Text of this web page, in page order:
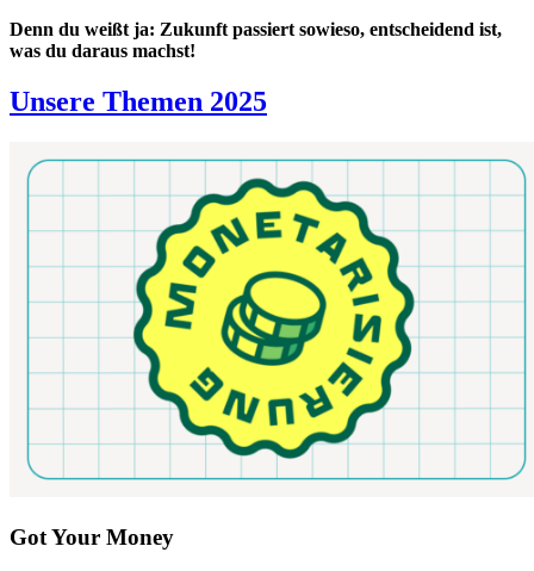
Denn du weißt ja: Zukunft passiert sowieso, entscheidend ist,
was du daraus machst!
Unsere Themen 2025
Got Your Money